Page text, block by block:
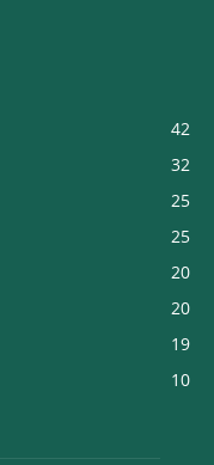
42
32
25
25
20
20
19
10